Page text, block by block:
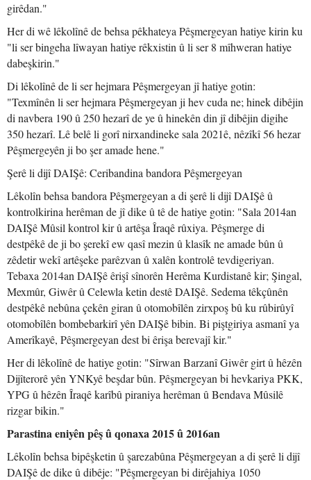
girêdan."
Her di wê lêkolînê de behsa pêkhateya Pêşmergeyan hatiye kirin ku
"li ser bingeha lîwayan hatiye rêkxistin û li ser 8 mîhweran hatiye
dabeşkirin."
Di lêkolînê de li ser hejmara Pêşmergeyan jî hatiye gotin:
"Texmînên li ser hejmara Pêşmergeyan ji hev cuda ne; hinek dibêjin
di navbera 190 û 250 hezarî de ye û hinekên din jî dibêjin digihe
350 hezarî. Lê belê li gorî nirxandineke sala 2021ê, nêzîkî 56 hezar
Pêşmergeyên ji bo şer amade hene."
Şerê li dijî DAIŞê: Ceribandina bandora Pêşmergeyan
Lêkolîn behsa bandora Pêşmergeyan a di şerê li dijî DAIŞê û
kontrolkirina herêman de jî dike û tê de hatiye gotin: "Sala 2014an
DAIŞê Mûsil kontrol kir û artêşa Îraqê rûxiya. Pêşmerge di
destpêkê de ji bo şerekî ew qasî mezin û klasîk ne amade bûn û
zêdetir wekî artêşeke parêzvan û xalên kontrolê tevdigeriyan.
Tebaxa 2014an DAIŞê êrişî sînorên Herêma Kurdistanê kir; Şingal,
Mexmûr, Giwêr û Celewla ketin destê DAIŞê. Sedema têkçûnên
destpêkê nebûna çekên giran û otomobîlên zirxpoş bû ku rûbirûyî
otomobîlên bombebarkirî yên DAIŞê bibin. Bi piştgiriya asmanî ya
Amerîkayê, Pêşmergeyan dest bi êrişa berevajî kir."
Her di lêkolînê de hatiye gotin: "Sîrwan Barzanî Giwêr girt û hêzên
Dijîterorê yên YNKyê beşdar bûn. Pêşmergeyan bi hevkariya PKK,
YPG û hêzên Îraqê karîbû piraniya herêman û Bendava Mûsilê
rizgar bikin."
Parastina eniyên pêş û qonaxa 2015 û 2016an
Lêkolîn behsa bipêşketin û şarezabûna Pêşmergeyan a di şerê li dijî
DAIŞê de dike û dibêje: "Pêşmergeyan bi dirêjahiya 1050